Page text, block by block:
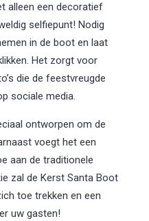
alleen een decoratief
selfiepunt! Nodig
in de boot en laat
Het zorgt voor
die de feestvreugde
sociale media.
ontworpen om de
voegt het een
aan de traditionele
zal de Kerst Santa Boot
toe trekken en een
uw gasten!